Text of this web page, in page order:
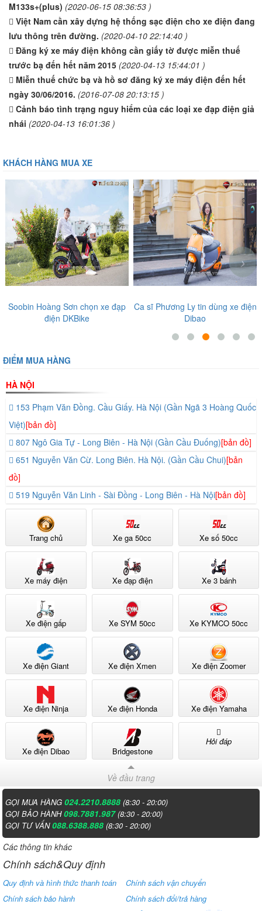
M133s+(plus) (2020-06-15 08:36:53 )
Việt Nam cần xây dựng hệ thống sạc điện cho xe điện đang
lưu thông trên đường. (2020-04-10 22:14:40 )
Đăng ký xe máy điện không cần giấy tờ được miễn thuế
trước bạ đến hết năm 2015 (2020-04-13 15:44:01 )
Miễn thuế chức bạ và hồ sơ đăng ký xe máy điện đến hết
ngày 30/06/2016. (2016-07-08 20:13:15 )
Cảnh báo tình trạng nguy hiểm của các loại xe đạp điện giả
nhái (2020-04-13 16:01:36 )
KHÁCH HÀNG MUA XE
đạp
Ca sĩ Phương Ly tin dùng xe điện
Dibao
Diễn viên, ca sĩ nổi tiếng
tưởng những sản phẩm tại
‹ ›
ĐIỂM MUA HÀNG
HÀ NỘI
153 Phạm Văn Đồng. Cầu Giấy. Hà Nội (Gần Ngã 3 Hoàng Quốc
Việt)[bản đồ]
807 Ngô Gia Tự - Long Biên - Hà Nội (Gần Cầu Đuống)[bản đồ]
651 Nguyễn Văn Cừ. Long Biên. Hà Nội. (Gần Cầu Chui)[bản
đồ]
519 Nguyễn Văn Linh - Sài Đồng - Long Biên - Hà Nội[bản đồ]
Trang chủ Xe ga 50cc Xe số 50cc
Xe máy điện Xe đạp điện Xe 3 bánh
Xe điện gấp Xe SYM 50cc Xe KYMCO 50cc
Xe điện Giant Xe điện Xmen Xe điện Zoomer
Xe điện Ninja Xe điện Honda Xe điện Yamaha
Xe điện Dibao Bridgestone
Hỏi đáp
Về đầu trang
GỌI MUA HÀNG024.2210.8888 (8:30 - 20:00)
GỌI BẢO HÀNH098.7881.987 (8:30 - 20:00)
GỌI TƯ VẤN088.6388.888 (8:30 - 20:00)
Các thông tin khác
Chính sách&Quy định
Quy định và hình thức thanh toán
Chính sách vận chuyển
Chính sách bảo hành
Chính sách đổi/trả hàng